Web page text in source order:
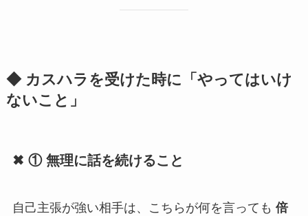
◆ カスハラを受けた時に「やってはいけ
ないこと」
✖ ① 無理に話を続けること
自己主張が強い相手は、こちらが何を言っても 倍